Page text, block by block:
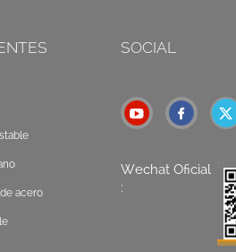
acero
SOCIAL
Wechat Oficial
: